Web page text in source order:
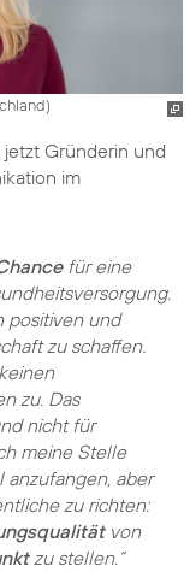
)
Gründerin und
im
für eine
positiven und
zu schaffen.
zu. Das
nicht für
meine Stelle
aber
zu richten:
von
zu stellen.“